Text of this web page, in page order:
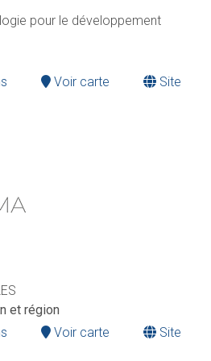
pour le développement
Voir carte
Site
et région
Voir carte
Site